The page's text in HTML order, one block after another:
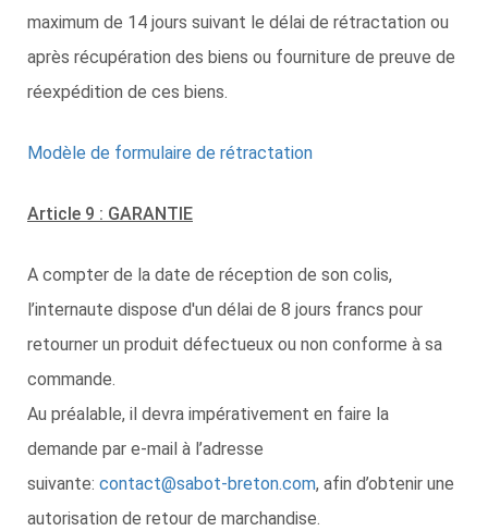
maximum de 14 jours suivant le délai de rétractation ou
après récupération des biens ou fourniture de preuve de
réexpédition de ces biens.
Modèle de formulaire de rétractation
Article 9 : GARANTIE
A compter de la date de réception de son colis,
l’internaute dispose d'un délai de 8 jours francs pour
retourner un produit défectueux ou non conforme à sa
commande.
Au préalable, il devra impérativement en faire la
demande par e-mail à l’adresse
suivante: contact@sabot-breton.com, afin d’obtenir une
autorisation de retour de marchandise.